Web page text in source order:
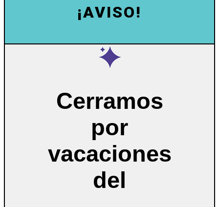
¡AVISO!
Cerramos
por
vacaciones
del